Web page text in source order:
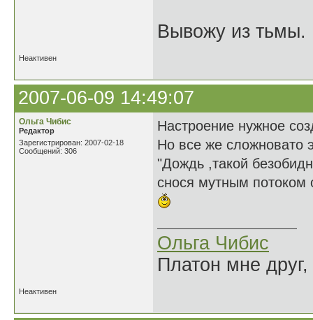
Вывожу из тьмы.
Неактивен
2007-06-09 14:49:07
Ольга Чибис
Редактор
Зарегистрирован: 2007-02-18
Сообщений: 306
Настроение нужное
Но все же сложновато
"Дождь ,такой
снося мутным потоком
Ольга Чибис
Платон мне
Неактивен